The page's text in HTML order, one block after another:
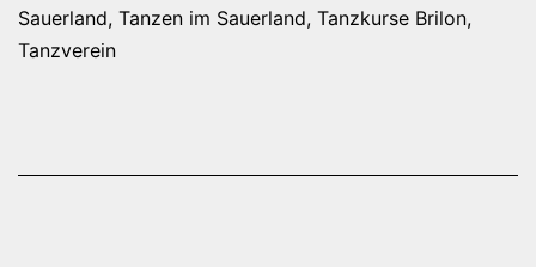
Sauerland, Tanzen im Sauerland, Tanzkurse Brilon,
Tanzverein